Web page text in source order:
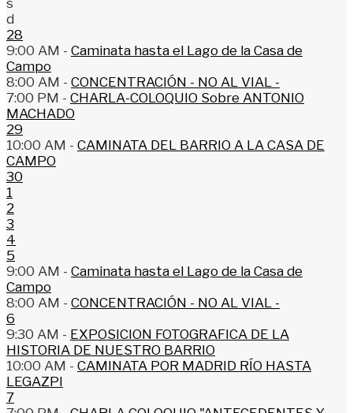
s
d
28
9:00 AM - Caminata hasta el Lago de la Casa de
Campo
8:00 AM - CONCENTRACIÓN - NO AL VIAL -
7:00 PM - CHARLA-COLOQUIO Sobre ANTONIO
MACHADO
29
10:00 AM - CAMINATA DEL BARRIO A LA CASA DE
CAMPO
30
1
2
3
4
5
9:00 AM - Caminata hasta el Lago de la Casa de
Campo
8:00 AM - CONCENTRACIÓN - NO AL VIAL -
6
9:30 AM - EXPOSICION FOTOGRAFICA DE LA
HISTORIA DE NUESTRO BARRIO
10:00 AM - CAMINATA POR MADRID RÍO HASTA
LEGAZPI
7